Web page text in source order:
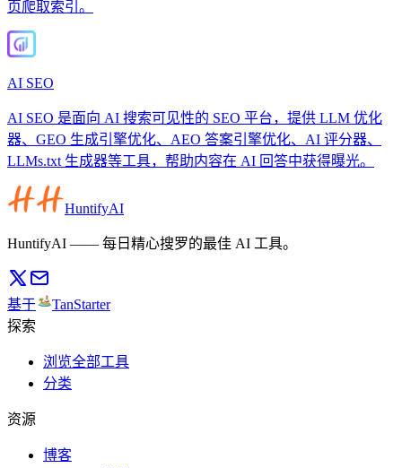
页爬取索引。
AI SEO
AI SEO 是面向 AI 搜索可见性的 SEO 平台，提供 LLM 优化
器、GEO 生成引擎优化、AEO 答案引擎优化、AI 评分器、
LLMs.txt 生成器等工具，帮助内容在 AI 回答中获得曝光。
HuntifyAI
HuntifyAI —— 每日精心搜罗的最佳 AI 工具。
基于
TanStarter
探索
浏览全部工具
分类
资源
博客